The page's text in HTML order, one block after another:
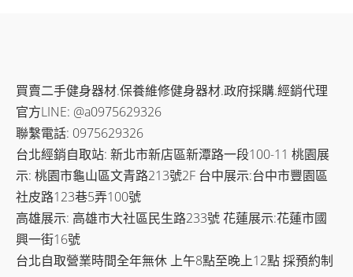
買賣二手健身器材.保養維修健身器材.政府採購.經銷代理
官方LINE: @a0975629326
聯繫電話: 0975629326
台北經銷自取站: 新北市新店區新潭路一段100-11 桃園展
示: 桃園市龜山區文青路213號2F 台中展示:台中市豐園區
社皮路123巷5弄100號
高雄展示: 高雄市大社區民生路233號 花蓮展示:花蓮市國
興一街16號
台北自取營業時間全年無休 上午8點至晚上12點 採預約制